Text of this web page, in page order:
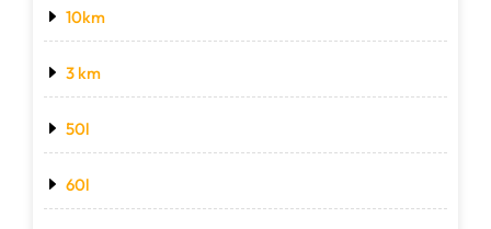
10km
3 km
50l
60l